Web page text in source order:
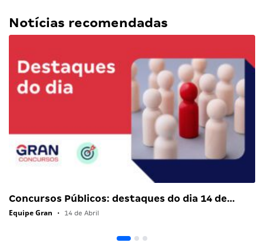
Notícias recomendadas
Concursos Públicos: destaques do dia 14 de…
Equipe Gran • 14 de Abril